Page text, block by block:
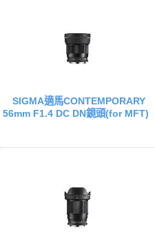
SIGMA適馬CONTEMPORARY
56mm F1.4 DC DN鏡頭(for MFT)